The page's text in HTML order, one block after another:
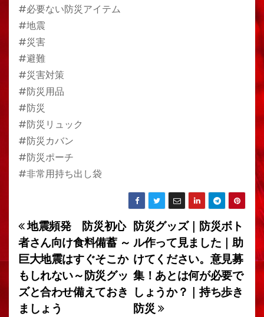
#必要ない防災アイテム
#地震
#災害
#避難
#災害対策
#防災用品
#防災
#防災リュック
#防災カバン
#防災ポーチ
#非常用持ち出し袋
投
稿
ナ
ビ
防災グッズ｜防災ボト
ル作って見ました｜助
けてください。意見募
集！あとは何が必要で
しょうか？｜持ち歩き
防災
地震頻発 防災初心
者さん向け食料備蓄 ～
巨大地震はすぐそこか
もしれない～防災グッ
ズと合わせ備えておき
ましょう